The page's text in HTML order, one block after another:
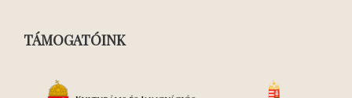
TÁMOGATÓINK